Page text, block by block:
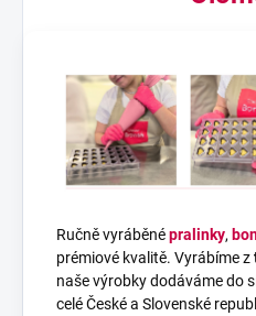
Ručně vyráběnépralinky,
prémiové kvalitě. Vyrábíme z
naše výrobky dodáváme do
celé České a Slovenské